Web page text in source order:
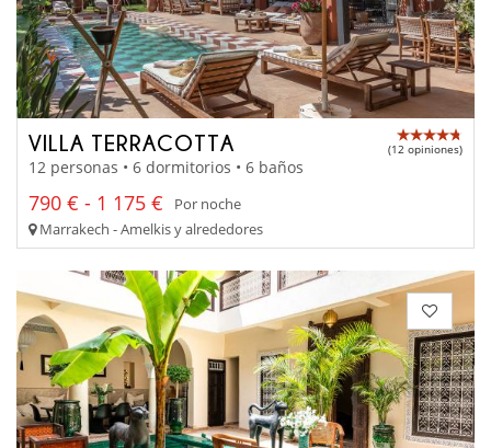
VILLA TERRACOTTA (12 opiniones)
12 personas • 6 dormitorios • 6 baños
790 € - 1 175 €
Por noche
Marrakech - Amelkis y alrededores